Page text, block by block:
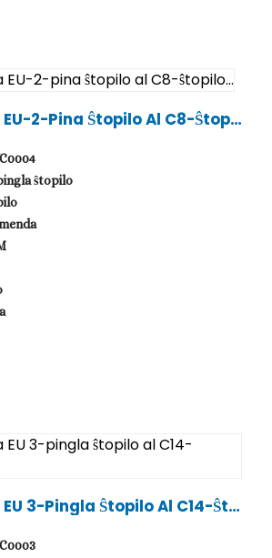
2-Pina Ŝtopilo Al C8-Ŝtopil
ŝtopilo
3-Pingla Ŝtopilo Al C14-Ŝto